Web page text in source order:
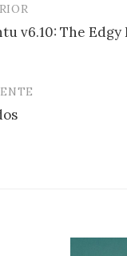
v6.10: The Edgy